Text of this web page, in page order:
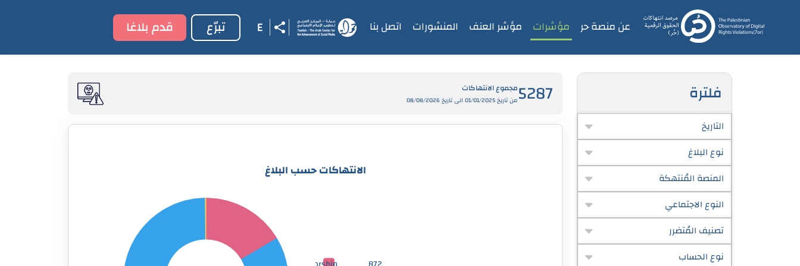
عن منصة حر مؤشرات مؤشر العنف المنشورات اتصل بنا تبرّع قدم بلاغا
فلترة
التاريخ
نوع البلاغ
المنصة المُنتهكة
النوع الاجتماعي
تصنيف المُتضرر
نوع الحساب
5287مجموع الانتهاكات
من تاريخ 01/01/2025 الى تاريخ 08/08/2026
الانتهاكات حسب البلاغ